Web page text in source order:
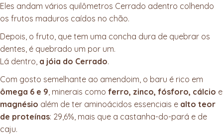
Eles andam vários quilômetros Cerrado adentro colhendo
os frutos maduros caídos no chão.
Depois, o fruto, que tem uma concha dura de quebrar os
dentes, é quebrado um por um.
Lá dentro, a jóia do Cerrado.
Com gosto semelhante ao amendoim, o baru é rico em
ômega 6 e 9, minerais como ferro, zinco, fósforo, cálcio e
magnésio além de ter aminoácidos essenciais e alto teor
de proteínas: 29,6%, mais que a castanha-do-pará e de
caju.